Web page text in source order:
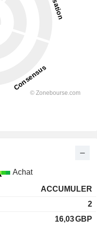
Achat
ACCUMULER
2
16,03GBP